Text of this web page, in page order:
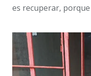
es recuperar,